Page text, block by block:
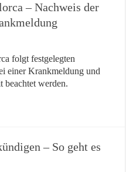
– Nachweis der
folgt festgelegten
einer Krankmeldung und
beachtet werden.
– So geht es